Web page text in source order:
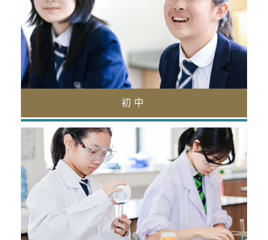
初中
初中（11-13岁）
初中学部将搭建通往高中的学术桥梁。
阅读更多
高中部（13-16岁）
高中部营造具备严格的学术要求、蓬勃发展的
教育社区。
阅读更多